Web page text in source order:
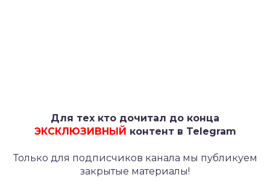
Для тех кто дочитал до конца
ЭКСКЛЮЗИВНЫЙ контент в Telegram
Только для подписчиков канала мы публикуем
закрытые материалы!